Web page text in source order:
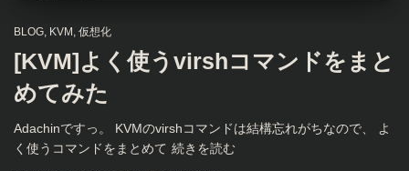
BLOG KVM 仮想化
[KVM]よく使うvirshコマンドをまと
めてみた
Adachinですっ。 KVMのvirshコマンドは結構忘れがちなので、 よ
く使うコマンドをまとめて 続きを読む